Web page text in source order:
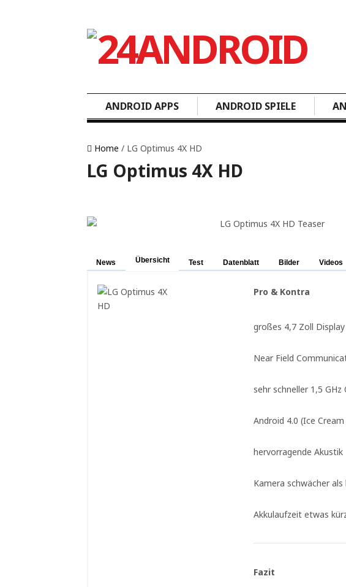
ANDROID APPS ANDROID SPIELE
Home / LG Optimus 4X HD
LG Optimus 4X HD
News Übersicht Test Datenblatt Bilder Videos
Pro & Kontra
großes 4,7 Zoll
Near Field
sehr schneller 1,5
Android 4.0 (Ice
hervorragende Akustik
Kamera schwächer
Akkulaufzeit etwas
Fazit